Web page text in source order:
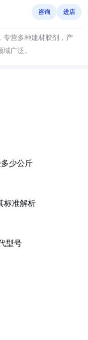
咨询 进店
专营多种建材胶剂，产
广泛。
少公斤
标准解析
型号